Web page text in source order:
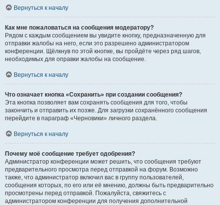
Вернуться к началу
Как мне пожаловаться на сообщения модератору?
Рядом с каждым сообщением вы увидите кнопку, предназначенную для
отправки жалобы на него, если это разрешено администратором
конференции. Щёлкнув по этой кнопке, вы пройдёте через ряд шагов,
необходимых для оправки жалобы на сообщение.
Вернуться к началу
Что означает кнопка «Сохранить» при создании сообщения?
Эта кнопка позволяет вам сохранять сообщения для того, чтобы
закончить и отправить их позже. Для загрузки сохранённого сообщения
перейдите в параграф «Черновики» личного раздела.
Вернуться к началу
Почему моё сообщение требует одобрения?
Администратор конференции может решить, что сообщения требуют
предварительного просмотра перед отправкой на форум. Возможно
также, что администратор включил вас в группу пользователей,
сообщения которых, по его или её мнению, должны быть предварительно
просмотрены перед отправкой. Пожалуйста, свяжитесь с
администратором конференции для получения дополнительной